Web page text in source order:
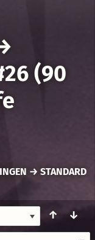
(90
→ STANDARD
↑ ↓